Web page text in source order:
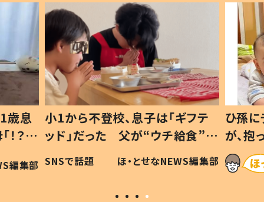
歳息
？」
編集部
小1から不登校、息子は「ギフテ
ッド」だった 父が“ウチ給食”を
作り続ける理由とは #令和の親
#令和の子
SNSで話題 ほ・とせなNEWS編集部
ひ孫
が、
「涙が
い」